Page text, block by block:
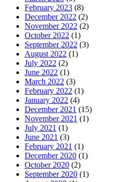
February 2023 (8)
December 2022 (2)
November 2022 (2)
October 2022 (1)
September 2022 (3)
August 2022 (1)
July 2022 (2)
June 2022 (1)
March 2022 (3)
February 2022 (1)
January 2022 (4)
December 2021 (15)
November 2021 (1)
July 2021 (1)
June 2021 (3)
February 2021 (1)
December 2020 (1)
October 2020 (2)
September 2020 (1)